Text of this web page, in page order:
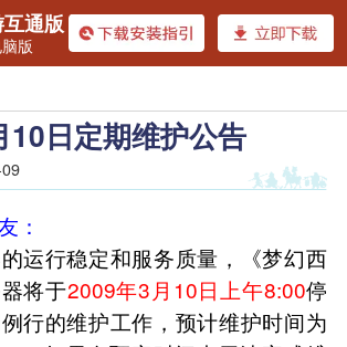
日定期维护公告
：
运行稳定和服务质量，《梦幻西
将于2009年3月10日上午8:00停
行的维护工作，预计维护时间为
通版
版